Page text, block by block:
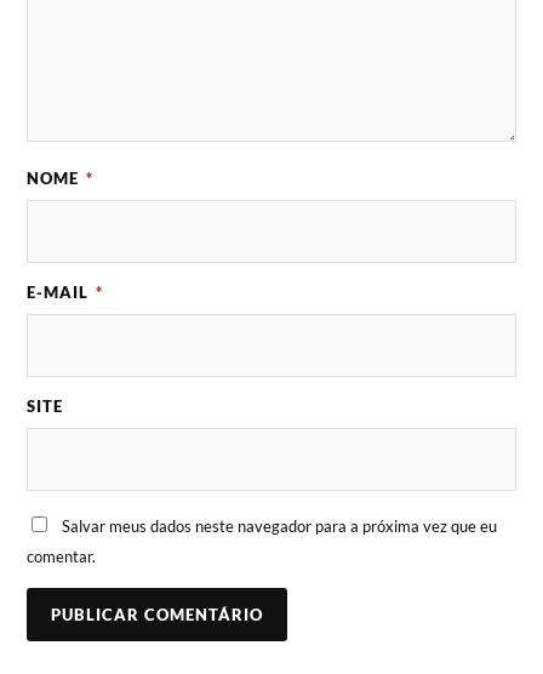
NOME *
E-MAIL *
SITE
Salvar meus dados neste navegador para a próxima vez que eu
comentar.